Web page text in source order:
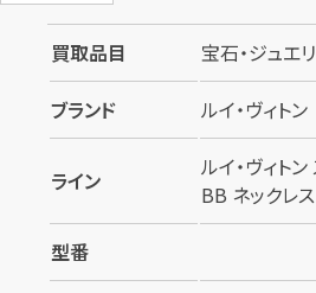
買取品目
宝石・ジュエ
ブランド
ルイ・ヴィトン
ライン
ルイ・ヴィト
BB ネックレス
型番